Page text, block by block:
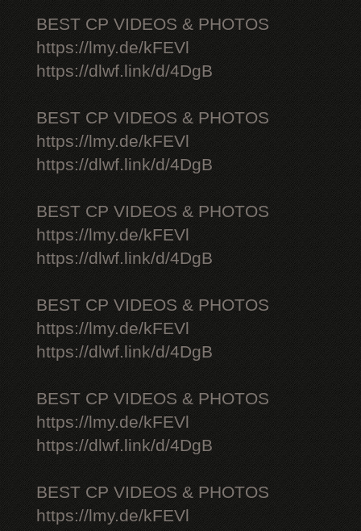
BEST CP VIDEOS & PHOTOS
https://lmy.de/kFEVl
https://dlwf.link/d/4DgB
BEST CP VIDEOS & PHOTOS
https://lmy.de/kFEVl
https://dlwf.link/d/4DgB
BEST CP VIDEOS & PHOTOS
https://lmy.de/kFEVl
https://dlwf.link/d/4DgB
BEST CP VIDEOS & PHOTOS
https://lmy.de/kFEVl
https://dlwf.link/d/4DgB
BEST CP VIDEOS & PHOTOS
https://lmy.de/kFEVl
https://dlwf.link/d/4DgB
BEST CP VIDEOS & PHOTOS
https://lmy.de/kFEVl